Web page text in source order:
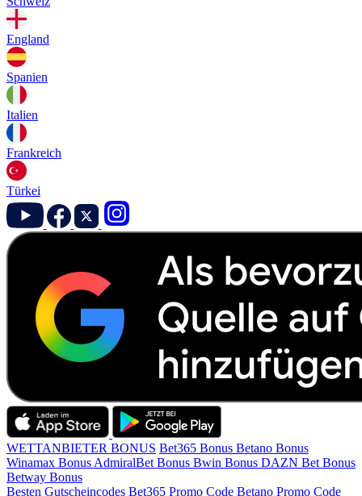
England
Spanien
Italien
Frankreich
Türkei
WETTANBIETER BONUS Bet365 Bonus Betano Bonus
Winamax Bonus AdmiralBet Bonus Bwin Bonus DAZN Bet Bonus
Betway Bonus
Besten Gutscheincodes Bet365 Promo Code Betano Promo Code